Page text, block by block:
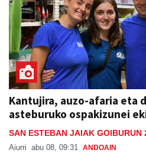
Kantujira, auzo-afaria eta
asteburuko ospakizunei
SAN ESTEBAN JAIAK GOIBURUN
Aiurri abu 08, 09:31 ANDOAIN